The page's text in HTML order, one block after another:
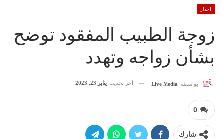
اخبار
زوجة الطبيب المفقود توضح
بشأن زواجه وتهدد
بواسطة Live Media آخر تحديث يناير 23, 2023
0
شارك